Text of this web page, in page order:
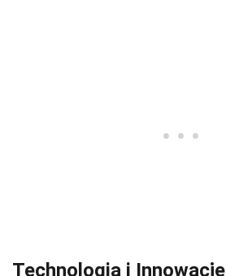
Technologia i Innowacje